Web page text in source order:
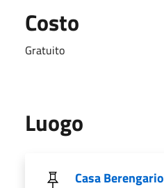
Costo
Gratuito
Luogo
Casa Berengario